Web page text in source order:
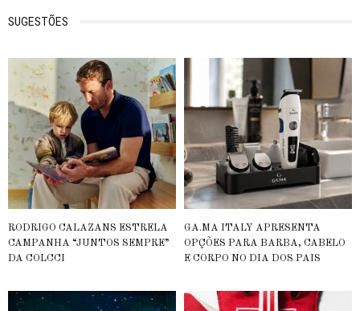
SUGESTÕES
RODRIGO CALAZANS ESTRELA
CAMPANHA “JUNTOS SEMPRE”
DA COLCCI
GA.MA ITALY APRESENTA
OPÇÕES PARA BARBA, CABELO
E CORPO NO DIA DOS PAIS